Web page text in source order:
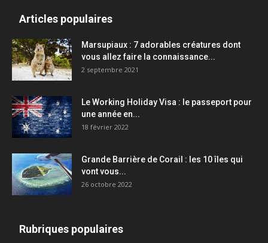
Articles populaires
Marsupiaux : 7 adorables créatures dont
vous allez faire la connaissance...
2 septembre 2021
Le Working Holiday Visa : le passeport pour
une année en...
18 février 2022
Grande Barrière de Corail : les 10 îles qui
vont vous...
26 octobre 2022
Rubriques populaires